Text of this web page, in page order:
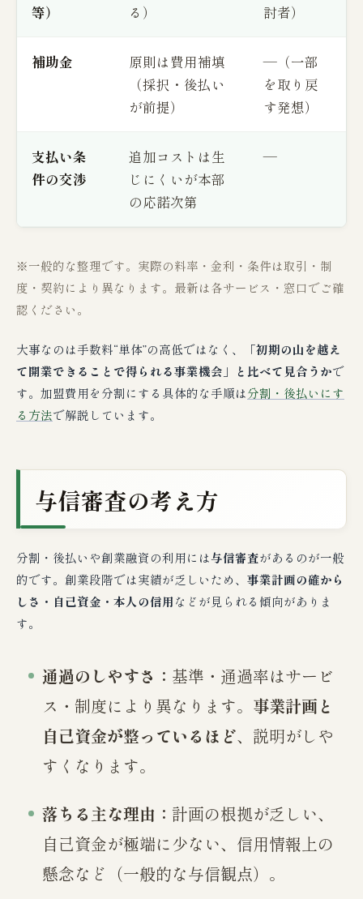
等）
る）
討者）
補助金
原則は費用補填
（採択・後払い
が前提）
—（一部
を取り戻
す発想）
支払い条
件の交渉
追加コストは生
じにくいが本部
の応諾次第
—
※一般的な整理です。実際の料率・金利・条件は取引・制
度・契約により異なります。最新は各サービス・窓口でご確
認ください。
大事なのは手数料“単体”の高低ではなく、
「初期の山を越え
て開業できることで得られる事業機会」と比べて見合うかで
す。加盟費用を分割にする具体的な手順は分割・後払いにす
る方法で解説しています。
与信審査の考え方
分割・後払いや創業融資の利用には与信審査があるのが一般
的です。創業段階では実績が乏しいため、 事業計画の確から
しさ・自己資金・本人の信用などが見られる傾向がありま
す。
通過のしやすさ： 基準・通過率はサービ
ス・制度により異なります。 事業計画と
自己資金が整っているほど、説明がしや
すくなります。
落ちる主な理由： 計画の根拠が乏しい、
自己資金が極端に少ない、信用情報上の
懸念など（一般的な与信観点）。